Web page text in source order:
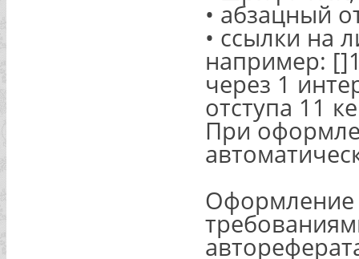
• абзацный
• ссылки на
например:
через 1
отступа 11
При
Оформление